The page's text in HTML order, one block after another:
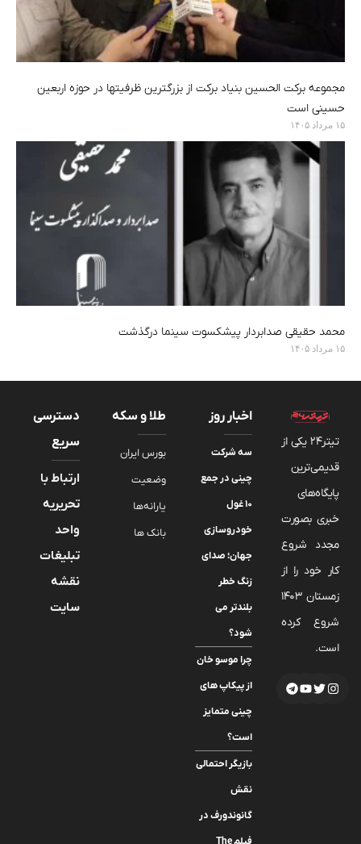
مجموعه برکت الحسین بنیاد برکت از بزرگترین ظرفیتها در حوزه اربعین
حسینی است
۱۵ مرداد ۱۴۰۵
محمد حقیقی صدابردار پیشکسوت سینما درگذشت
۱۵ مرداد ۱۴۰۵
تیتر24 یکی از
قدیمی‌ترین
پایگاه‌های
خبری بصورت
مجدد شروع
کار خود را از
زمستان 1403
شروع کرده
است.
اخبار روز
سه شرکت
چینی در جمع
۱۰ غول
خودروسازی
جهان؛ صدای
زنگ خطر
بلندتر می
شود؟
چرا موسو خان
از پیکاپ های
چینی متمایز
است؟
بازیگر احتمالی
نقش
گانوندورف در
فیلم The
طلا و سکه
بورس ایران
وضعیت
یارانه‌ها
بانک ها
دسترسی
سریع
ارتباط با
تحریریه
واحد
تبلیغات
نقشه
سایت